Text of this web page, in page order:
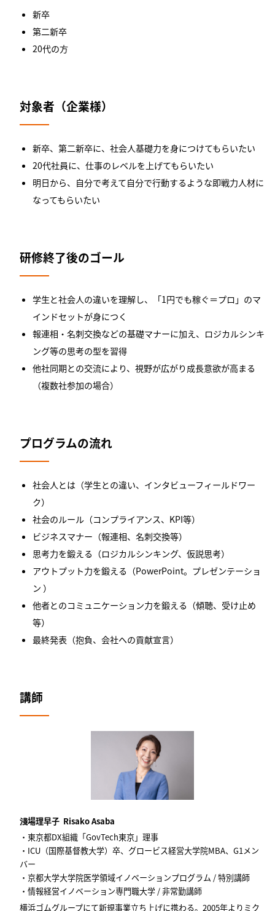
新卒
第二新卒
20代の方
対象者（企業様）
新卒、第二新卒に、社会人基礎力を身につけてもらいたい
20代社員に、仕事のレベルを上げてもらいたい
明日から、自分で考えて自分で行動するような即戦力人材に
なってもらいたい
研修終了後のゴール
学生と社会人の違いを理解し、「1円でも稼ぐ＝プロ」のマ
インドセットが身につく
報連相・名刺交換などの基礎マナーに加え、ロジカルシンキ
ング等の思考の型を習得
他社同期との交流により、視野が広がり成長意欲が高まる
（複数社参加の場合）
プログラムの流れ
社会人とは（学生との違い、インタビューフィールドワー
ク）
社会のルール（コンプライアンス、KPI等）
ビジネスマナー（報連相、名刺交換等）
思考力を鍛える（ロジカルシンキング、仮説思考）
アウトプット力を鍛える（PowerPoint。プレゼンテーショ
ン ）
他者とのコミュニケーション力を鍛える（傾聴、受け止め
等）
最終発表（抱負、会社への貢献宣言）
講師
淺場理早子 Risako Asaba
・東京都DX組織「GovTech東京」理事
・ICU（国際基督教大学）卒、グロービス経営大学院MBA、G1メン
バー
・京都大学大学院医学領域イノベーションプログラム / 特別講師
・情報経営イノベーション専門職大学 / 非常勤講師
横浜ゴムグループにて新規事業立ち上げに携わる。2005年よりミク